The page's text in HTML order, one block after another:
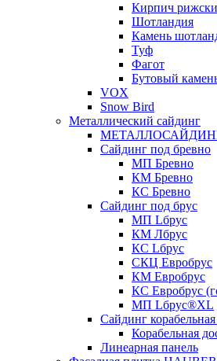
Кирпич
Шотландия
Камень
Туф
Фагот
Бутовый
VOX
Snow Bird
Металлический сайдинг
Сайдинг под бревно
МП Бревно
КМ Бревно
КС Бревно
Сайдинг под брус
МП Lбрус
КМ Лбрус
КС Lбрус
СКЦ Евробрус
КМ Евробрус
КС Евробрус
МП Lбрус®XL
Сайдинг корабельная
Корабельная
Линеарная панель